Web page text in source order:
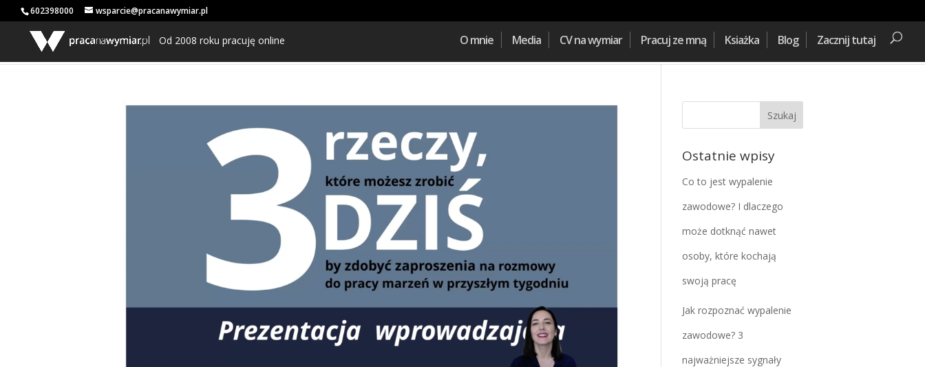
602398000 wsparcie@pracanawymiar.pl
Od 2008 roku pracuję online O mnie Media CV na wymiar Pracuj ze mną Ksiażka Blog Zacznij tutaj
Ostatnie wpisy
Co to jest wypalenie
zawodowe? I dlaczego
może dotknąć nawet
osoby, które kochają
swoją pracę
Jak rozpoznać wypalenie
zawodowe? 3
najważniejsze sygnały